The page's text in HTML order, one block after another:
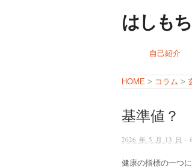
はしも
自己紹介
HOME > コラム >
基準値？
2026 年 5 月 13 日 ·
健康の指標の一つ